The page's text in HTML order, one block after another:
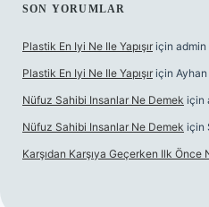
SON YORUMLAR
Plastik En Iyi Ne Ile Yapışır için admin
Plastik En Iyi Ne Ile Yapışır için Ayhan
Nüfuz Sahibi Insanlar Ne Demek için
Nüfuz Sahibi Insanlar Ne Demek için
Karşıdan Karşıya Geçerken Ilk Önce